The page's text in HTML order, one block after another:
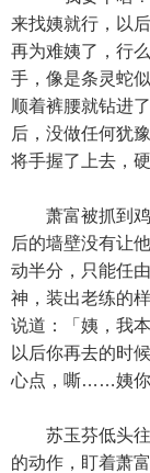
来找姨就行，以
再为难姨了，行
手，像是条灵蛇似
顺着裤腰就钻进
后，没做任何犹
将手握了上去，
萧富被抓到鸡
后的墙壁没有让
动半分，只能任
神，装出老练的样
说道：「姨，我
以后你再去的时
心点，嘶……姨你
苏玉芬低头往
的动作，盯着萧